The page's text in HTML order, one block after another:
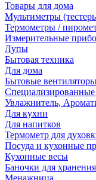
Товары для дома
Мультиметры
Термометры /
Измерительные
Лупы
Бытовая техника
Для дома
Бытовые вентиляторы
Увлажнитель,
Для кухни
Для напитков
Термометр для
Посуда и кухонные
Кухонные весы
Баночки для хранения
Менажница